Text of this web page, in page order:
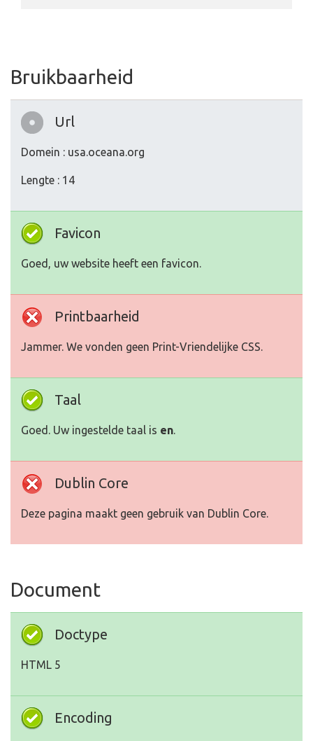
Bruikbaarheid
Url
Domein : usa.oceana.org
Lengte : 14
Favicon
Goed, uw website heeft een favicon.
Printbaarheid
Jammer. We vonden geen Print-Vriendelijke CSS.
Taal
Goed. Uw ingestelde taal is en.
Dublin Core
Deze pagina maakt geen gebruik van Dublin Core.
Document
Doctype
HTML 5
Encoding